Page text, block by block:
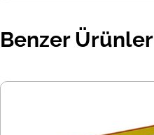
Benzer Ürünler